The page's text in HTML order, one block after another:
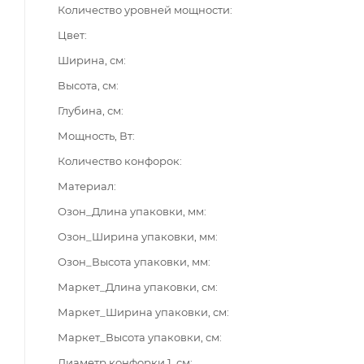
Количество уровней мощности
Цвет
Ширина, см
Высота, см
Глубина, см
Мощность, Вт
Количество конфорок
Материал
Озон_Длина упаковки, мм
Озон_Ширина упаковки, мм
Озон_Высота упаковки, мм
Маркет_Длина упаковки, см
Маркет_Ширина упаковки, см
Маркет_Высота упаковки, см